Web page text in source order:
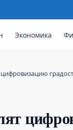
Экономика
цифровизацию